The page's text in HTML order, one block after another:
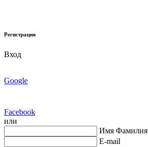
Регистрация
Вход
Google
Facebook
или
Имя Фамилия
E-mail